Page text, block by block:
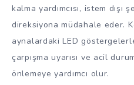
kalma yardımcısı, istem
direksiyona müdahale eder.
aynalardaki LED
çarpışma uyarısı ve acil
önlemeye yardımcı olur.